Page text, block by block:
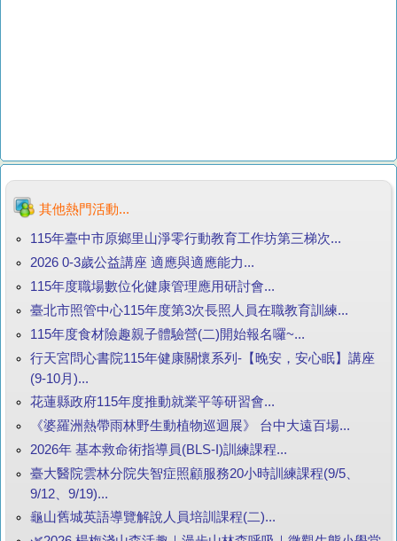
其他熱門活動...
115年臺中市原鄉里山淨零行動教育工作坊第三梯次...
2026 0-3歲公益講座 適應與適應能力...
115年度職場數位化健康管理應用研討會...
臺北市照管中心115年度第3次長照人員在職教育訓練...
115年度食材險趣親子體驗營(二)開始報名囉~...
行天宮問心書院115年健康關懷系列-【晚安，安心眠】講座
(9-10月)...
花蓮縣政府115年度推動就業平等研習會...
《婆羅洲熱帶雨林野生動植物巡迴展》 台中大遠百場...
2026年 基本救命術指導員(BLS-I)訓練課程...
臺大醫院雲林分院失智症照顧服務20小時訓練課程(9/5、
9/12、9/19)...
龜山舊城英語導覽解說人員培訓課程(二)...